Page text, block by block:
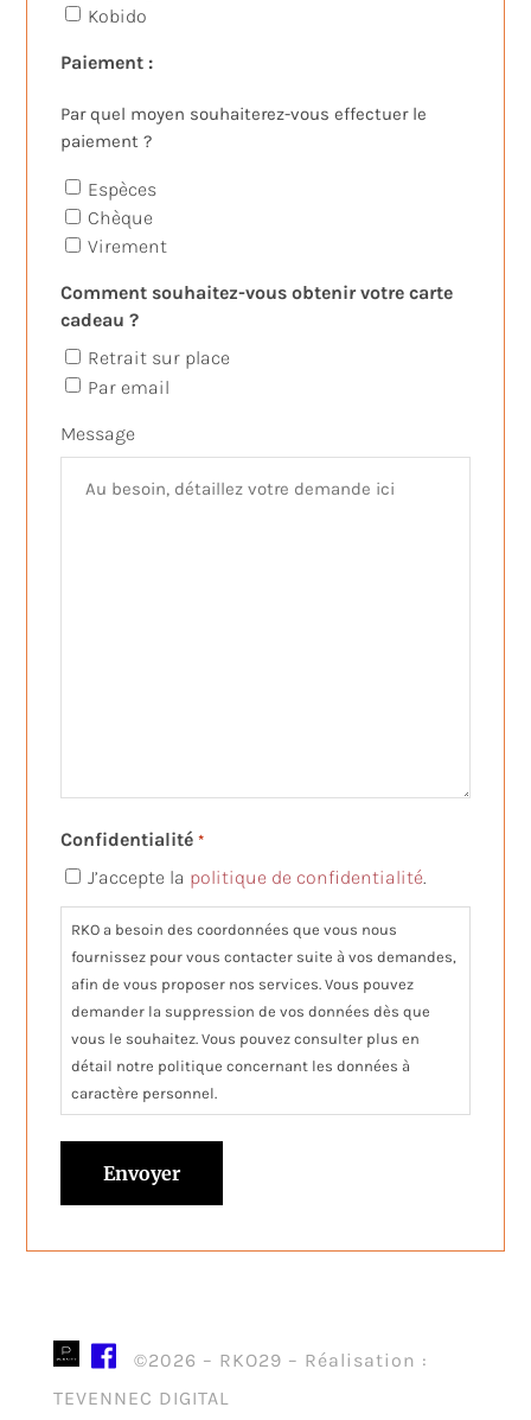
Kobido
Paiement :
Par quel moyen souhaiterez-vous effectuer le
paiement ?
Espèces
Chèque
Virement
Comment souhaitez-vous obtenir votre carte
cadeau ?
Retrait sur place
Par email
Message
Confidentialité *
J’accepte la politique de confidentialité.
RKO a besoin des coordonnées que vous nous
fournissez pour vous contacter suite à vos demandes,
afin de vous proposer nos services. Vous pouvez
demander la suppression de vos données dès que
vous le souhaitez. Vous pouvez consulter plus en
détail notre politique concernant les données à
caractère personnel.
©2026 – RKO29 – Réalisation :
TEVENNEC DIGITAL